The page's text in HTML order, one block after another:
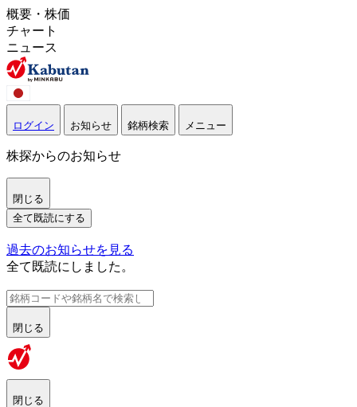
概要・株価
チャート
ニュース
ログイン お知らせ 銘柄検索 メニュー
株探からのお知らせ
閉じる
全て既読にする
過去のお知らせを見る
全て既読にしました。
閉じる
閉じる